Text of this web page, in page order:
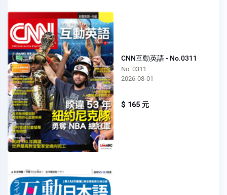
CNN互動英語 - No.0311
No. 0311
2026-08-01
$ 165 元